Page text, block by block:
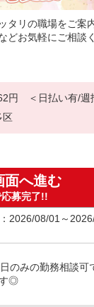
タリの職場をご案
どお気軽にご相談
円 ＜日払い有/週
含む)＞
区
面へ進む
募完了!!
2026/08/01～
のみの勤務相談可
す◎